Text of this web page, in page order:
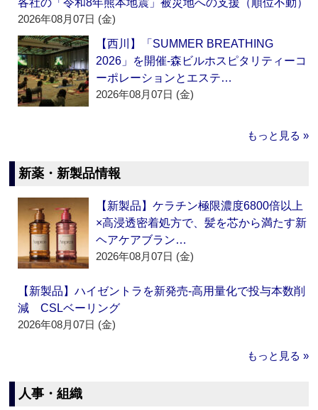
各社の「令和8年熊本地震」被災地への支援（順位不動）
2026年08月07日 (金)
【西川】「SUMMER BREATHING
2026」を開催‐森ビルホスピタリティーコ
ーポレーションとエステ…
2026年08月07日 (金)
もっと見る »
新薬・新製品情報
【新製品】ケラチン極限濃度6800倍以上
×高浸透密着処方で、髪を芯から満たす新
ヘアケアブラン…
2026年08月07日 (金)
【新製品】ハイゼントラを新発売‐高用量化で投与本数削
減 CSLベーリング
2026年08月07日 (金)
もっと見る »
人事・組織